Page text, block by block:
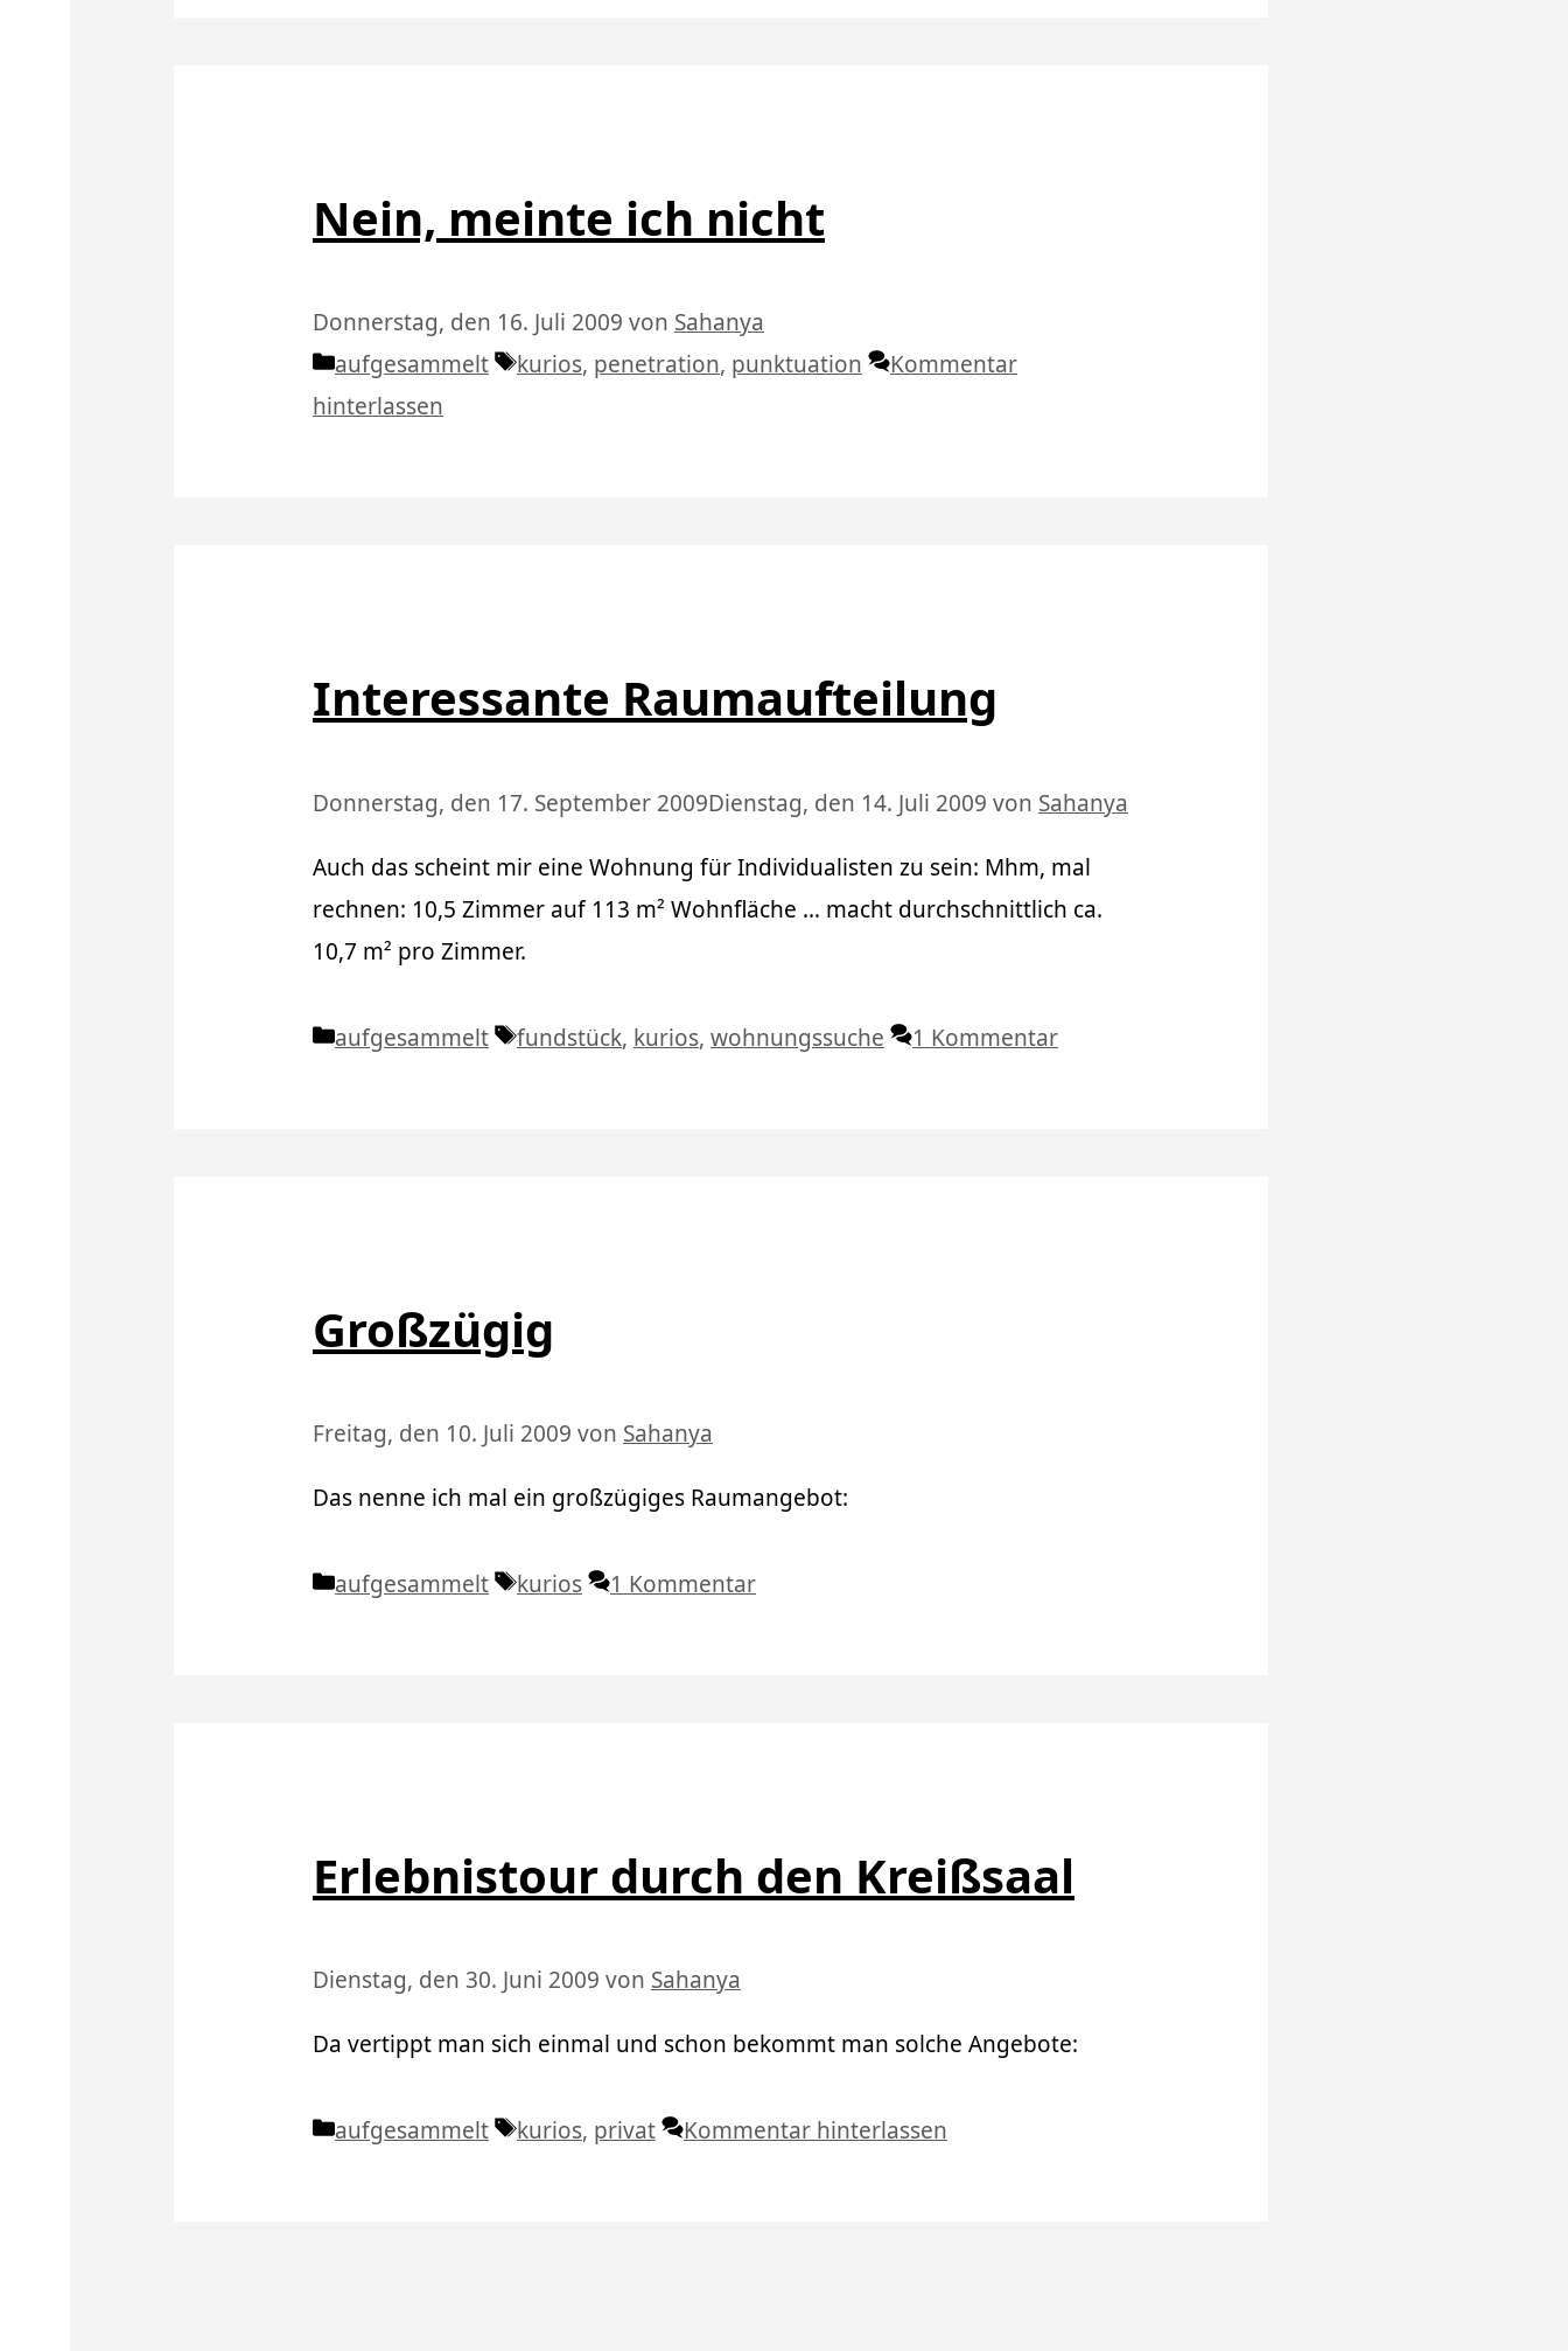
Nein, meinte ich nicht
Donnerstag, den 16. Juli 2009 von Sahanya
Kategorien
aufgesammelt Schlagwörter
kurios, penetration, punktuation
Kommentar
hinterlassen
Interessante Raumaufteilung
Donnerstag, den 17. September 2009Dienstag, den 14. Juli 2009 von Sahanya
Auch das scheint mir eine Wohnung für Individualisten zu sein: Mhm, mal
rechnen: 10,5 Zimmer auf 113 m² Wohnfläche … macht durchschnittlich ca.
10,7 m² pro Zimmer.
Kategorien
aufgesammelt Schlagwörter
fundstück, kurios, wohnungssuche 1 Kommentar
Großzügig
Freitag, den 10. Juli 2009 von Sahanya
Das nenne ich mal ein großzügiges Raumangebot:
Kategorien
aufgesammelt Schlagwörter
kurios 1 Kommentar
Erlebnistour durch den Kreißsaal
Dienstag, den 30. Juni 2009 von Sahanya
Da vertippt man sich einmal und schon bekommt man solche Angebote:
Kategorien
aufgesammelt Schlagwörter
kurios, privat Kommentar hinterlassen